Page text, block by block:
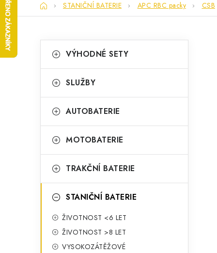
DomůSTANIČNÍ BATERIE APC RBC packy CSB
o
t
r
n
n
kategorie
a
e
o
i
VÝHODNÉ SETY
SLUŽBY
AUTOBATERIE
MOTOBATERIE
TRAKČNÍ BATERIE
STANIČNÍ BATERIE
ŽIVOTNOST <6 LET
ŽIVOTNOST >8 LET
VYSOKOZÁTĚŽOVÉ